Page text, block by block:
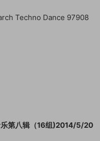
Techno Dance 97908
第八辑（16组)2014/5/20